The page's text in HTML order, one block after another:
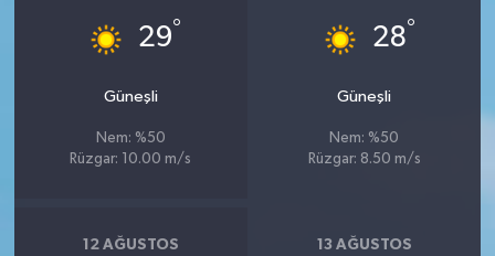
29°
Güneşli
Nem: %50
Rüzgar: 10.00 m/s
28°
Güneşli
Nem: %50
Rüzgar: 8.50 m/s
12 AĞUSTOS 13 AĞUSTOS